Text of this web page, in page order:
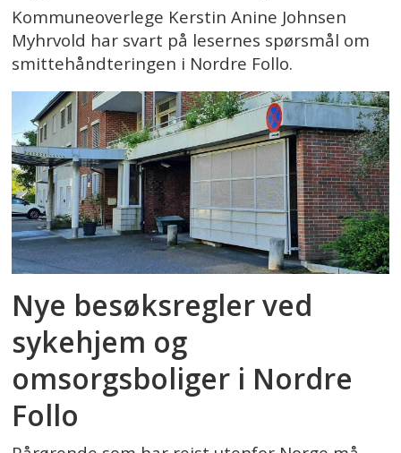
Kommuneoverlege Kerstin Anine Johnsen
Myhrvold har svart på lesernes spørsmål om
smittehåndteringen i Nordre Follo.
Nye besøksregler ved
sykehjem og
omsorgsboliger i Nordre
Follo